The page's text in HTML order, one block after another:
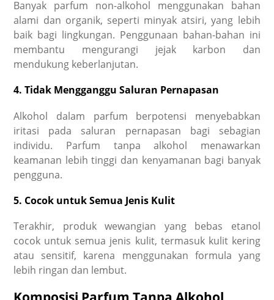
Banyak parfum non-alkohol menggunakan bahan
alami dan organik, seperti minyak atsiri, yang lebih
baik bagi lingkungan. Penggunaan bahan-bahan ini
membantu mengurangi jejak karbon dan
mendukung keberlanjutan.
4. Tidak Mengganggu Saluran Pernapasan
Alkohol dalam parfum berpotensi menyebabkan
iritasi pada saluran pernapasan bagi sebagian
individu. Parfum tanpa alkohol menawarkan
keamanan lebih tinggi dan kenyamanan bagi banyak
pengguna.
5. Cocok untuk Semua Jenis Kulit
Terakhir, produk wewangian yang bebas etanol
cocok untuk semua jenis kulit, termasuk kulit kering
atau sensitif, karena menggunakan formula yang
lebih ringan dan lembut.